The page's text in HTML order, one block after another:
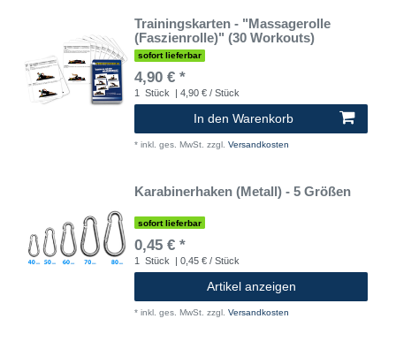
Trainingskarten - "Massagerolle
(Faszienrolle)" (30 Workouts)
sofort lieferbar
4,90 € *
1 Stück | 4,90 € / Stück
In den Warenkorb
* inkl. ges. MwSt. zzgl. Versandkosten
Karabinerhaken (Metall) - 5 Größen
sofort lieferbar
0,45 € *
1 Stück | 0,45 € / Stück
Artikel anzeigen
* inkl. ges. MwSt. zzgl. Versandkosten